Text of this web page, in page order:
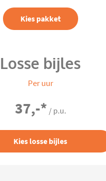
Kies pakket
Losse bijles
Per uur
37,-* / p.u.
Kies losse bijles